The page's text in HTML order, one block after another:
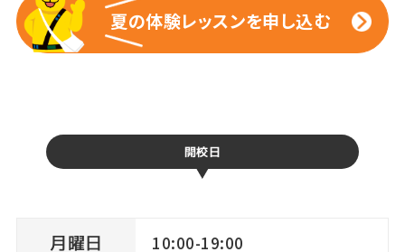
夏の体験レッスンを申し込む
夏の体験レッスンを申し込む
開校日
月曜日 10:00-19:00